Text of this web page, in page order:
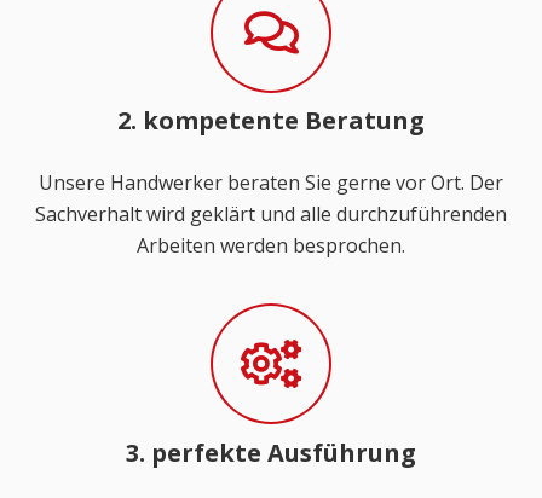
2. kompetente Beratung
Unsere Handwerker beraten Sie gerne vor Ort. Der
Sachverhalt wird geklärt und alle durchzuführenden
Arbeiten werden besprochen.
3. perfekte Ausführung